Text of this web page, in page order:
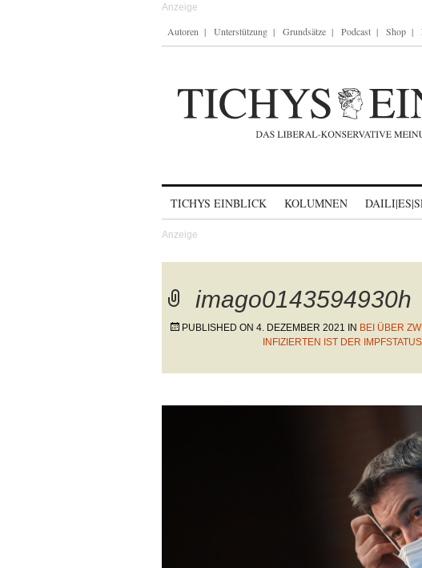
Autoren Unterstützung Grundsätze Podcast Shop
TICHYS EINBLICK KOLUMNEN
imago0143594930h
PUBLISHED ON 4. DEZEMBER 2021 IN BEI ÜBER
INFIZIERTEN IST DER